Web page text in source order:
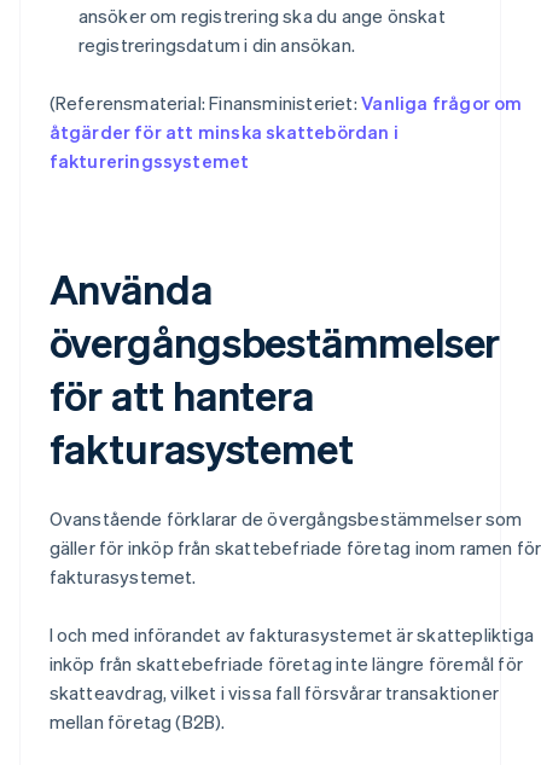
ansöker om registrering ska du ange önskat
registreringsdatum i din ansökan.
(Referensmaterial: Finansministeriet:Vanliga frågor om
åtgärder för att minska skattebördan i
faktureringssystemet
Använda
övergångsbestämmelser
för att hantera
fakturasystemet
Ovanstående förklarar de övergångsbestämmelser som
gäller för inköp från skattebefriade företag inom ramen för
fakturasystemet.
I och med införandet av fakturasystemet är skattepliktiga
inköp från skattebefriade företag inte längre föremål för
skatteavdrag, vilket i vissa fall försvårar transaktioner
mellan företag (B2B).